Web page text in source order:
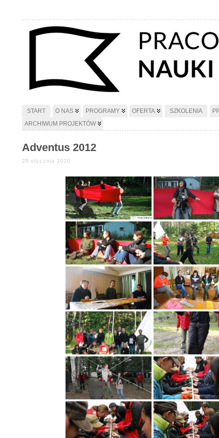
START O NAS PROGRAMY OFERTA SZKOLENIA
ARCHIWUM PROJEKTÓW
Adventus 2012
29 stycznia 2020